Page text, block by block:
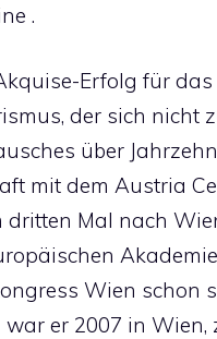
.
Erfolg für
der sich nicht
über
mit dem Austria
dritten Mal nach
Wien schon
war er 2007 in